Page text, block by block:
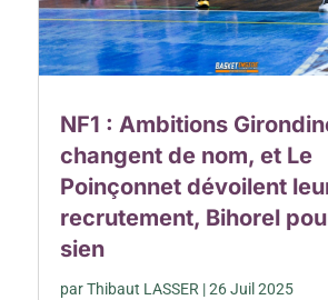
NF1 : Ambitions
changent de nom, et Le
Poinçonnet dévoilent
recrutement, Bihorel
sien
parThibaut LASSER |26 Juil 2025